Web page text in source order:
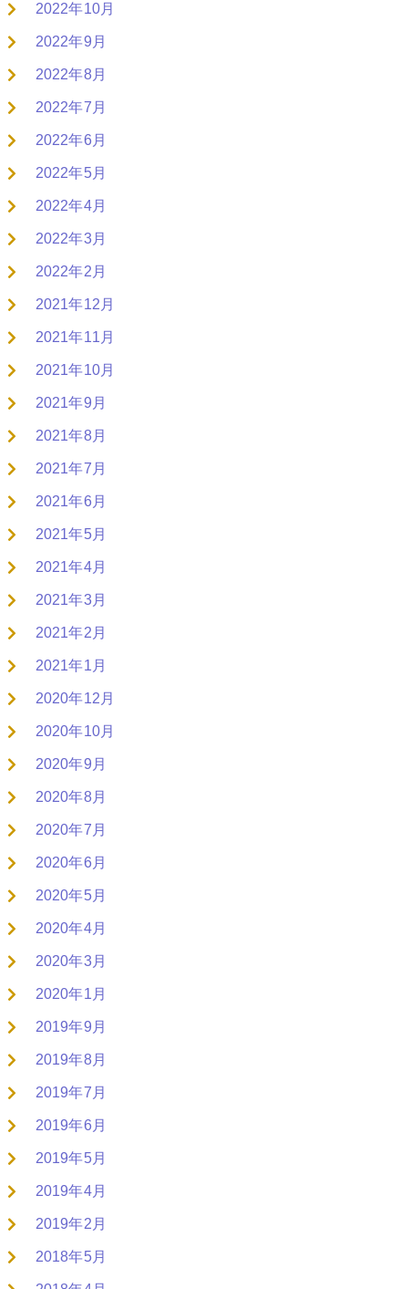
2022年10月
2022年9月
2022年8月
2022年7月
2022年6月
2022年5月
2022年4月
2022年3月
2022年2月
2021年12月
2021年11月
2021年10月
2021年9月
2021年8月
2021年7月
2021年6月
2021年5月
2021年4月
2021年3月
2021年2月
2021年1月
2020年12月
2020年10月
2020年9月
2020年8月
2020年7月
2020年6月
2020年5月
2020年4月
2020年3月
2020年1月
2019年9月
2019年8月
2019年7月
2019年6月
2019年5月
2019年4月
2019年2月
2018年5月